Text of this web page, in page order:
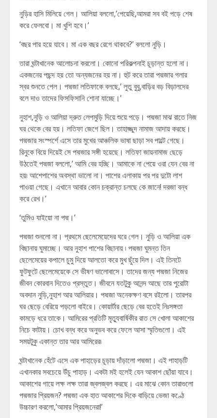
নুড়ির হাসি মিলিয়ে গেল। আলিয়া বললো,’পেয়েছি,আমরা সব বই পড়ে শেষ
করে ফেলবো। মা খুশি হবে।’
‘বছর পার হয়ে যাবে। মা এক বছর রেগে থাকবে?’ বললো নুড়ি।
তারা ঘন্টাখানেক আলোচনা করলো। কোনো পরিকল্পনাই চূড়ান্ত হলো না।
একজনের পছন্দ হয় তো অন্যজনের হয় না। হুট করে তারা পদ্মজার গলার
স্বর শুনতে পেল। পদ্মজা লতিফাকে বলছে,’ লুতু বুবু,বাড়ির বড় বিড়ালদের
বলে দাও তাদের ফিসফিসানি শোনা যাচ্ছে।’
নুহাশ,নুড়ি ও আলিয়া দ্রুত লেপমুড়ি দিয়ে শুয়ে পড়ে। পদ্মজা মাঝ রাতে নিজ
ঘর থেকে বের হয়। লতিফা জেগে ছিল। তাহাজ্জুদ নামাজ আদায় করছে।
পদ্মজার সংস্পর্শে এসে তার মুখের আঞ্চলিক ভাষা ছাড়া সব পাল্টে গেছে।
রিনুকে বিয়ে দিয়েই সে পদ্মজার সঙ্গী হয়েছে। লতিফা জায়নামাজ ছেড়ে
উঠতেই পদ্মজা বললো,’ আমি বের হচ্ছি। আমাকে না পেয়ে ওরা যেন বের না
হয়৷ আশেপাশের অবস্থা ভালো না। পাশের এলাকায় পর পর দুটো লাশ
পাওয়া গেছে। এখানে আবার কোন চক্রান্ত চলছে কে জানে! দরজা বন্ধ
করে রেখ।’
‘তুমিও যাইয়ো না পদ্ম।’
পদ্মজা শুনলো না। প্রথমে ছেলেমেয়েদের ঘরে গেল। নুড়ি ও আলিয়া এক
বিছানায় ঘুমাচ্ছে। আর নুহাশ পাশের বিছানায় ৷ পদ্মজা ঘুমন্ত তিন
ছেলেমেয়ের কপালে চুমু দিয়ে আলতো করে মুখ ছুঁয়ে দিল। এই তিনটে
ফুটফুটে ছেলেমেয়েকে সে ভীষণ ভালোবাসে। তাদের জন্য পদ্মজা নিজের
জীবন কোরবান দিতেও প্রস্তুত। জীবনে যতটুকু আনন্দ আছে তার পুরোটা
অবদান নুড়ি,নুহাশ আর আলিয়ার। পদ্মজা অনেকক্ষণ বসে রইলো। তারপর
ঘর ছেড়ে বেরিয়ে পড়লো বাইরে। কোয়ার্টার ছেড়ে বের হতেই নিঃসঙ্গতা
কামড়ে ধরে তাকে। আমিরের প্রতিটি মৃত্যুবার্ষিকীর রাত সে খোলা আকাশের
নিচে কাটায়। চোখ বন্ধ করে অনুভব করে ফেলে আসা স্মৃতিগুলো। এই
সময়টুকু একান্ত তার আর আমিরের৷
ঘন্টাখানেক হেঁটে এসে এক পাহাড়ের চূড়ায় দাঁড়ালো পদ্মজা। এই পাহাড়টি
এখানকার সবচেয়ে উঁচু পাহাড়। একটা মই হলেই যেন আকাশ ছোঁয়া যাবে।
আকাশের গায়ে লক্ষ লক্ষ তারা জ্বলজ্বল করছে। এর মাঝে কোন তারাগুলো
পদ্মজার প্রিয়জন? পদ্মজা এক হাত আকাশের দিকে বাড়িয়ে ভেজা কণ্ঠে
উচ্চারণ করলো,’আমার প্রিয়জনেরা!’